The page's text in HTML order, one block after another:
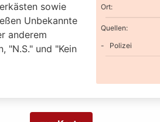
sowie
Unbekannte
anderem
"N.S." und "Kein
Ort:
Quellen:
Polizei